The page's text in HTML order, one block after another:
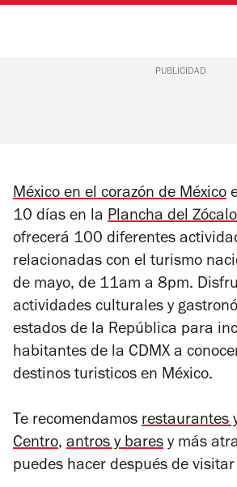
PUBLICIDAD
México en el corazón de México
10 días en la Plancha del Zócalo
ofrecerá 100 diferentes
relacionadas con el turismo
de mayo, de 11am a 8pm.
actividades culturales y
estados de la República para
habitantes de la CDMX a
destinos turisticos en México.
Te recomendamos restaurantes
Centro, antros y bares y más
puedes hacer después de